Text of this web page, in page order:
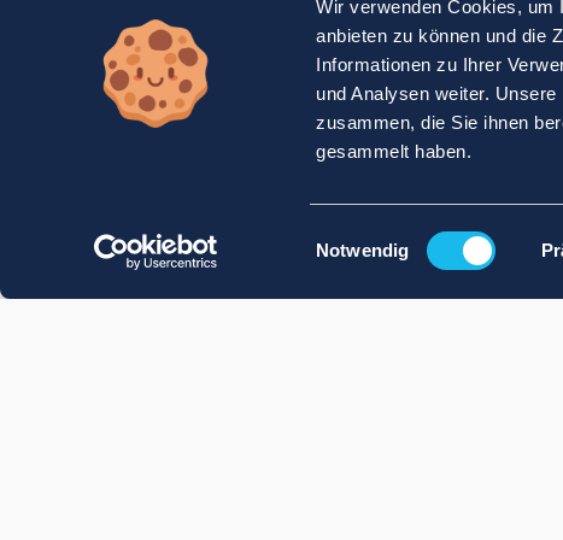
Wir verwenden Cookies, um
anbieten zu können und die
Informationen zu Ihrer
und Analysen weiter.
zusammen, die Sie ihnen
gesammelt haben.
Einwilligungsauswahl
Notwendig